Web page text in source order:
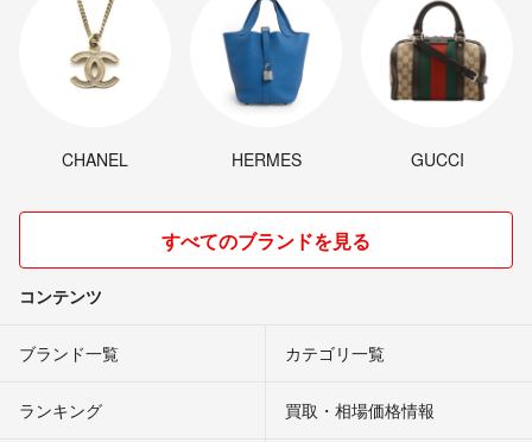
CHANEL HERMES GUCCI
すべてのブランドを見る
コンテンツ
ブランド一覧 カテゴリ一覧
ランキング 買取・相場価格情報